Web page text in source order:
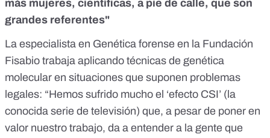
más mujeres, científicas, a pie de calle, que son
grandes referentes"
La especialista en Genética forense en la Fundación
Fisabio trabaja aplicando técnicas de genética
molecular en situaciones que suponen problemas
legales: “Hemos sufrido mucho el ‘efecto CSI’ (la
conocida serie de televisión) que, a pesar de poner en
valor nuestro trabajo, da a entender a la gente que